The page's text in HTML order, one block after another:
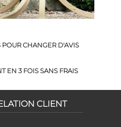
POUR CHANGER D'AVIS
EN 3 FOIS SANS FRAIS
CLIENT